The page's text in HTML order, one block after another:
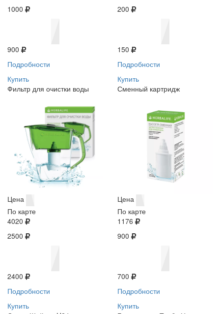
1000
900
Подробности
Купить
200
150
Подробности
Купить
Фильтр для очистки воды
Цена
По карте
4020
2500
2400
Подробности
Купить
Сменный картридж
Цена
По карте
1176
900
700
Подробности
Купить